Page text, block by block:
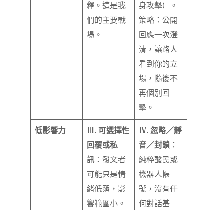
釋。這是我
們的主要戰
場。
身攻擊）。
策略：公開
回應一次澄
清，讓路人
看到你的立
場，隨後不
再個別回
擊。
低影響力
Ⅲ. 可選擇性
回覆或私
訊 ：發文者
可能只是情
緒低落，影
響範圍小。
Ⅳ. 忽略／靜
音／封鎖 ：
純粹酸民或
機器人帳
號，沒有任
何對話基